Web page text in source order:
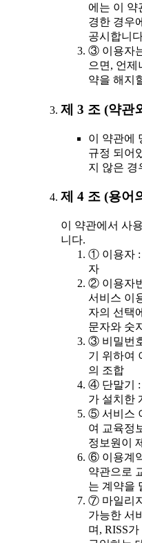
에는 이 약
경한 경우
공시합니
③ 이용자
으면, 언제
약을 해지
제 3 조 (약관
이 약관에
규정 되어
지 않은 경
제 4 조 (용어
이 약관에서 사
니다.
① 이용자 :
자
② 이용자
서비스 이
자의 선택
문자와 숫
③ 비밀번
기 위하여
의 조합
④ 단말기 :
가 설치한
⑤ 서비스
여 교육정
정보원이
⑥ 이용계
약관으로
는 계약을
⑦ 마일리
가능한 서
며, RISS